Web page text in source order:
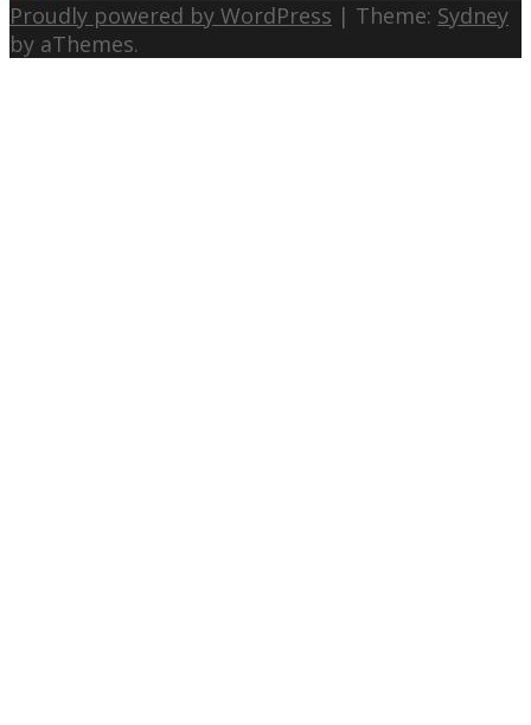
Proudly powered by WordPress | Theme: Sydney
by aThemes.